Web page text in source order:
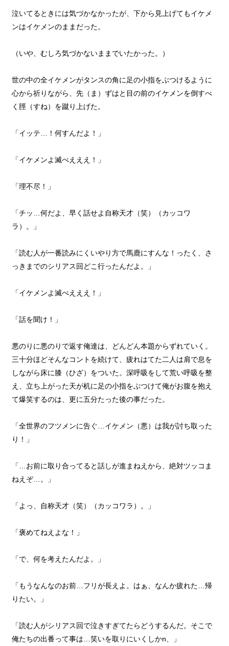
泣いてるときには気づかなかったが、下から見上げてもイケメ
ンはイケメンのままだった。
（いや、むしろ気づかないままでいたかった。）
世の中の全イケメンがタンスの角に足の小指をぶつけるように
心から祈りながら、先（ま）ずはと目の前のイケメンを倒すべ
く脛（すね）を蹴り上げた。
「イッテ…！何すんだよ！」
「イケメンよ滅べえええ！」
「理不尽！」
「チッ…何だよ、早く話せよ自称天才（笑）（カッコワ
ラ）。」
「読む人が一番読みにくいやり方で馬鹿にすんな！ったく、さ
っきまでのシリアス回どこ行ったんだよ。」
「イケメンよ滅べえええ！」
「話を聞け！」
悪のりに悪のりで返す俺達は、どんどん本題からずれていく。
三十分ほどそんなコントを続けて、疲れはてた二人は肩で息を
しながら床に膝（ひざ）をついた。深呼吸をして荒い呼吸を整
え、立ち上がった天が机に足の小指をぶつけて俺がお腹を抱え
て爆笑するのは、更に五分たった後の事だった。
「全世界のフツメンに告ぐ…イケメン（悪）は我が討ち取った
り！」
「…お前に取り合ってると話しが進まねえから、絶対ツッコま
ねえぞ…。」
「よっ、自称天才（笑）（カッコワラ）。」
「褒めてねえよな！」
「で、何を考えたんだよ。」
「もうなんなのお前…フリが長えよ。はぁ、なんか疲れた…帰
りたい。」
「読む人がシリアス回で泣きすぎてたらどうするんだ。そこで
俺たちの出番って事は…笑いを取りにいくしかn、」